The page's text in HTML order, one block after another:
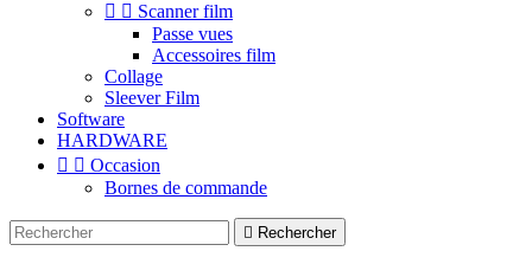
  Scanner film
Passe vues
Accessoires film
Collage
Sleever Film
Software
HARDWARE
  Occasion
Bornes de commande
 Rechercher